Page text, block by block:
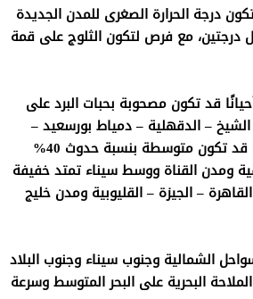
درجة الحرارة الصغرى للمدن الجديدة
درجتين، مع فرص لتكون الثلوج على قمة
قد تكون مصحوبة بحبات البرد على
– الدقهلية – دمياط بورسعيد –
شمال سيناء) على فترات متقطعة، وأمطار خفيفة قد تكون متوسطة بنسبة حدوث 40%
ومدن القناة ووسط سيناء تمتد خفيفة
من القاهرة – الجيزة – القليوبية ومدن خليج
الشمالية وجنوب سيناء وجنوب البلاد
البحرية على البحر المتوسط وسرعة